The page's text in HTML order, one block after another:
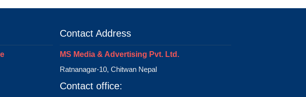
Contact Address
MS Media & Advertising Pvt. Ltd.
Ratnanagar-10, Chitwan Nepal
Contact office: